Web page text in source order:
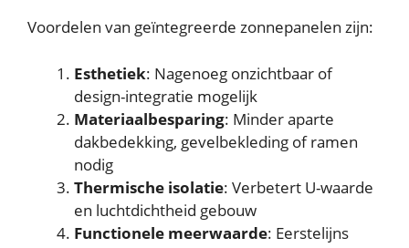
Voordelen van geïntegreerde zonnepanelen zijn:
Esthetiek: Nagenoeg onzichtbaar of
design-integratie mogelijk
Materiaalbesparing: Minder aparte
dakbedekking, gevelbekleding of ramen
nodig
Thermische isolatie: Verbetert U-waarde
en luchtdichtheid gebouw
Functionele meerwaarde: Eerstelijns